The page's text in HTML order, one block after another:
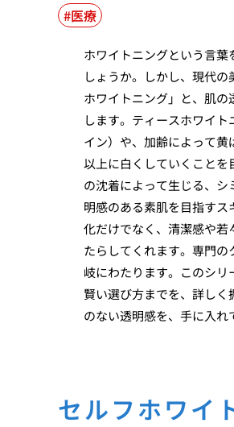
医療
ホワイトニングという言
しょうか。しかし、現代
ホワイトニング」と、肌
します。ティースホワイ
イン）や、加齢によって
以上に白くしていくこと
の沈着によって生じる、
明感のある素肌を目指す
化だけでなく、清潔感や
たらしてくれます。専門
岐にわたります。このシ
賢い選び方までを、詳し
のない透明感を、手に入れ
セルフホワイ